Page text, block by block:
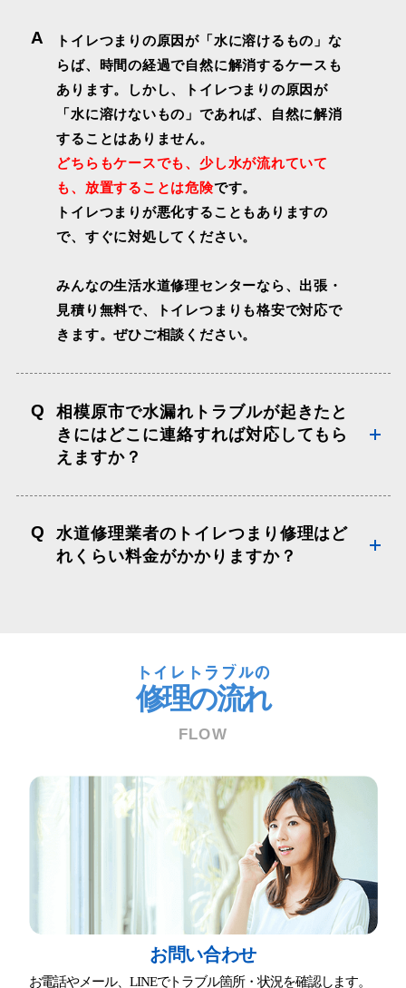
A
トイレつまりの原因が「水に溶けるもの」な
らば、時間の経過で自然に解消するケースも
あります。しかし、トイレつまりの原因が
「水に溶けないもの」であれば、自然に解消
することはありません。
どちらもケースでも、少し水が流れていて
も、放置することは危険です。
トイレつまりが悪化することもありますの
で、すぐに対処してください。
みんなの生活水道修理センターなら、出張・
見積り無料で、トイレつまりも格安で対応で
きます。ぜひご相談ください。
Q
相模原市で水漏れトラブルが起きたと
きにはどこに連絡すれば対応してもら
えますか？
Q
水道修理業者のトイレつまり修理はど
れくらい料金がかかりますか？
トイレトラブルの
修理の流れ
FLOW
お問い合わせ
お電話やメール、LINEでトラブル箇所・状況を確認します。